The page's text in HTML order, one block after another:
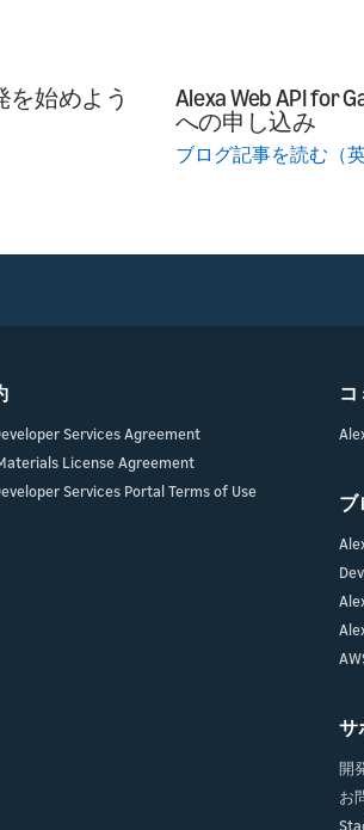
を始めよう
Alexa Web API for
への申し込み
ブログ記事を読む（英
Services Agreement
License Agreement
Services Portal Terms of Use
コ
ブ
サ
開
お